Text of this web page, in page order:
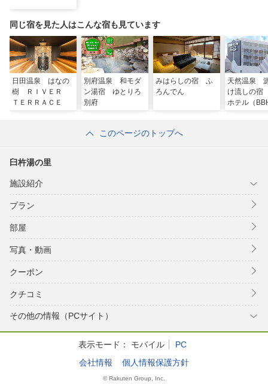
同じ宿を見た人はこんな宿も見ています
日田温泉 はなの
樹 ＲＩＶＥＲ
ＴＥＲＲＡＣＥ
別府温泉 和モダ
ン湯宿 ゆとりろ
別府
みはらしの宿 ふ
ろんでん
天然温泉
け流しの
ホテル（
このページのトップへ
臼杵湯の里
施設紹介
プラン
部屋
写真・動画
クーポン
クチコミ
その他の情報（PCサイト）
表示モード： モバイル
PC
会社情報
個人情報保護方針
© Rakuten Group, Inc.